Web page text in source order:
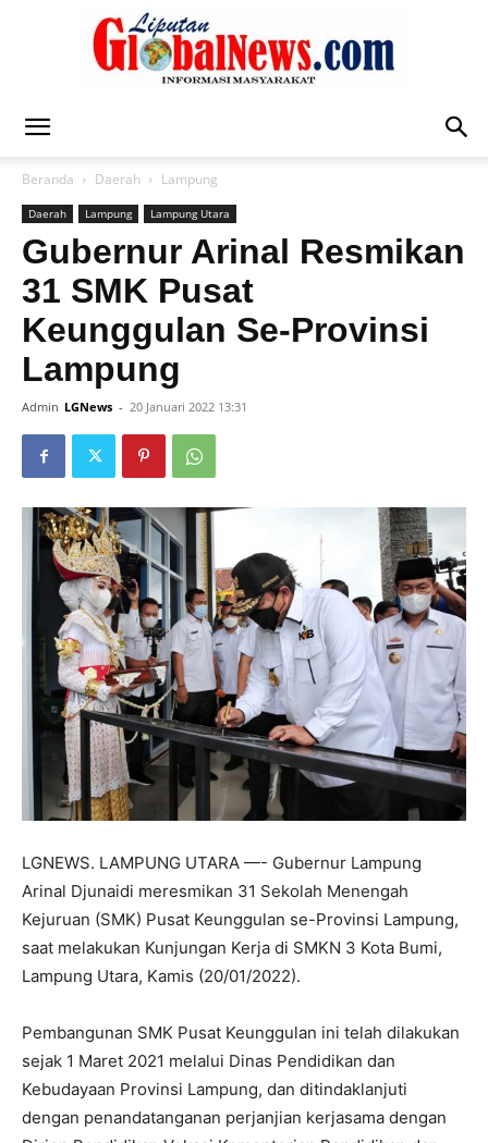
Global
News
Beranda Daerah Lampung
Daerah Lampung Lampung Utara
Gubernur Arinal Resmikan
31 SMK Pusat
Keunggulan Se-Provinsi
Lampung
Admin LGNews - 20 Januari 2022 13:31
LGNEWS. LAMPUNG UTARA —- Gubernur Lampung
Arinal Djunaidi meresmikan 31 Sekolah Menengah
Kejuruan (SMK) Pusat Keunggulan se-Provinsi Lampung,
saat melakukan Kunjungan Kerja di SMKN 3 Kota Bumi,
Lampung Utara, Kamis (20/01/2022).
Pembangunan SMK Pusat Keunggulan ini telah dilakukan
sejak 1 Maret 2021 melalui Dinas Pendidikan dan
Kebudayaan Provinsi Lampung, dan ditindaklanjuti
dengan penandatanganan perjanjian kerjasama dengan